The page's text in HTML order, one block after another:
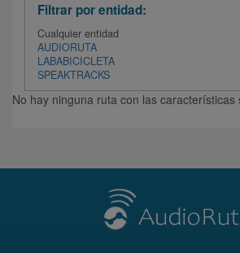
Filtrar por entidad:
Cualquier entidad
AUDIORUTA
LABABICICLETA
SPEAKTRACKS
No hay ninguna ruta con las características